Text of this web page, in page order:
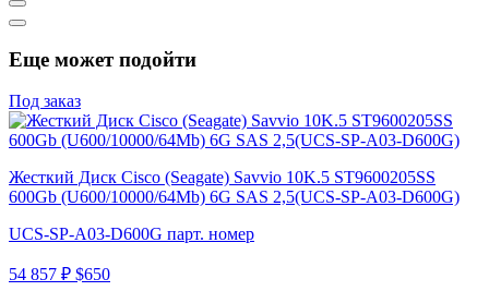
Еще может подойти
Под заказ
Жесткий Диск Cisco (Seagate) Savvio 10K.5 ST9600205SS
600Gb (U600/10000/64Mb) 6G SAS 2,5(UCS-SP-A03-D600G)
UCS-SP-A03-D600G парт. номер
54 857 ₽ $650